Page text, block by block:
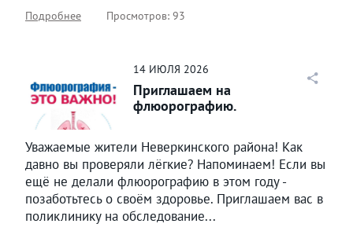
Подробнее Просмотров: 93
14 ИЮЛЯ 2026
Приглашаем на
флюорографию.
Уважаемые жители Неверкинского района! Как
давно вы проверяли лёгкие? Напоминаем! Если вы
ещё не делали флюорографию в этом году -
позаботьтесь о своём здоровье. Приглашаем вас в
поликлинику на обследование...